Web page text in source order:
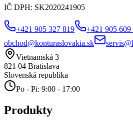
IČ DPH: SK2020241905
+421 905 327 819
+421 905 609
obchod@konturaslovakia.sk
Vietnamská 3
821 04 Bratislava
Slovenská republika
Po - Pi: 9:00 - 17:00
Produkty